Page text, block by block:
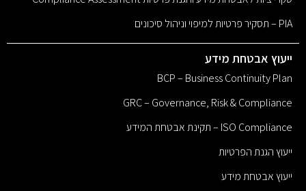
PIA – תסקיר פרטיות למיפוי וניהול סיכונים
ייעוץ אבטחת מידע
BCP – Business Continuity Plan
GRC – Governance, Risk & Compliance
ISO Compliance – תקינת אבטחת המידע
ייעוץ הגנת הפרטיות
ייעוץ אבטחת מידע